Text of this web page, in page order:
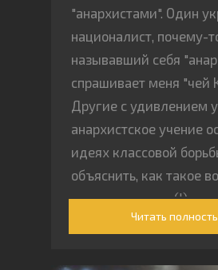
"анархистами". Один
националист, почему-
называвший себя
спрашивает меня "чей
Другие с удивлением
анархистское учение
идеях классовой
объяснить, как такое
о каких классах (!)
Читать